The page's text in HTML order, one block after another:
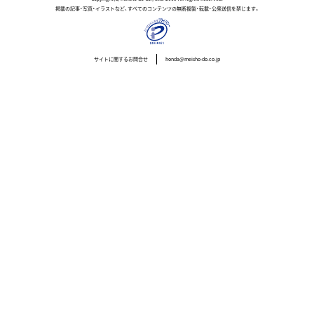
掲載の記事・写真・イラストなど、すべてのコンテンツの無断複製・転載・公衆送信を禁じます。
サイトに関するお問合せ honda@meisho-do.co.jp